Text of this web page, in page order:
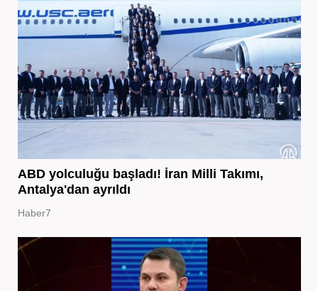
ABD yolculuğu başladı! İran Milli Takımı,
Antalya'dan ayrıldı
Haber7